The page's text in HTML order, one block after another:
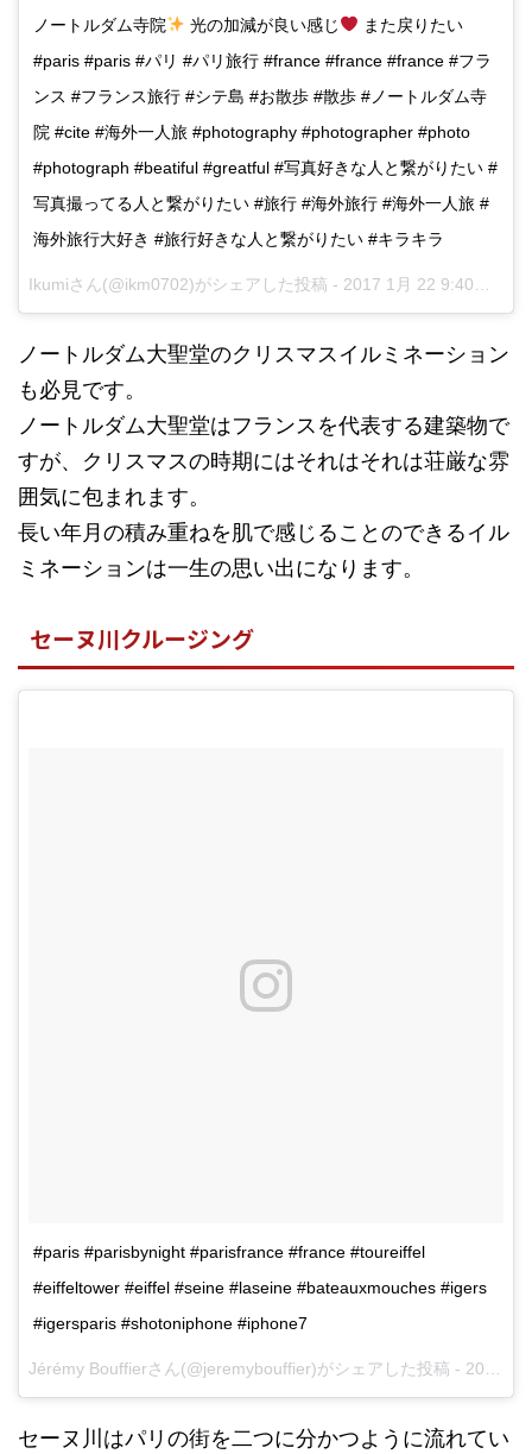
ノートルダム寺院 光の加減が良い感じ
また戻りたい
#paris #paris #パリ #パリ旅行 #france #france #france #フラ
ンス #フランス旅行 #シテ島 #お散歩 #散歩 #ノートルダム寺
院 #cite #海外一人旅 #photography #photographer #photo
#photograph #beatiful #greatful #写真好きな人と繋がりたい #
写真撮ってる人と繋がりたい #旅行 #海外旅行 #海外一人旅 #
海外旅行大好き #旅行好きな人と繋がりたい #キラキラ
Ikumiさん(@ikm0702)がシェアした投稿 - 2017 1月 22 9:40午後 PST
ノートルダム大聖堂のクリスマスイルミネーション
も必見です。
ノートルダム大聖堂はフランスを代表する建築物で
すが、クリスマスの時期にはそれはそれは荘厳な雰
囲気に包まれます。
長い年月の積み重ねを肌で感じることのできるイル
ミネーションは一生の思い出になります。
セーヌ川クルージング
#paris #parisbynight #parisfrance #france #toureiffel
#eiffeltower #eiffel #seine #laseine #bateauxmouches #igers
#igersparis #shotoniphone #iphone7
Jérémy Bouffierさん(@jeremybouffier)がシェアした投稿 - 2017 10月 21 12:59午前 PDT
セーヌ川はパリの街を二つに分かつように流れてい